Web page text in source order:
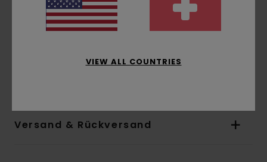
Strick
3 Paare sortiert
Zusammensetzung71 % recycelte Baumwolle, 24
Versand & Rückversand
VIEW ALL COUNTRIES